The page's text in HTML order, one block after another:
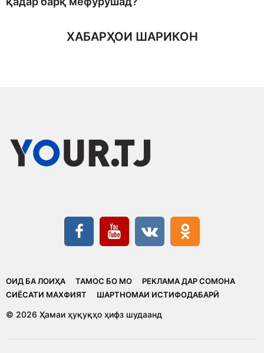
ХАБАРҲОИ ШАРИКОН
ОИД БА ЛОИҲА ТАМОС БО МО
РЕКЛАМА ДАР СОМОНА
CИЁСАТИ МАХФИЯТ
ШАРТНОМАИ ИСТИФОДАБАРӢ
© 2026 Ҳамаи ҳуқуқҳо ҳифз шудаанд